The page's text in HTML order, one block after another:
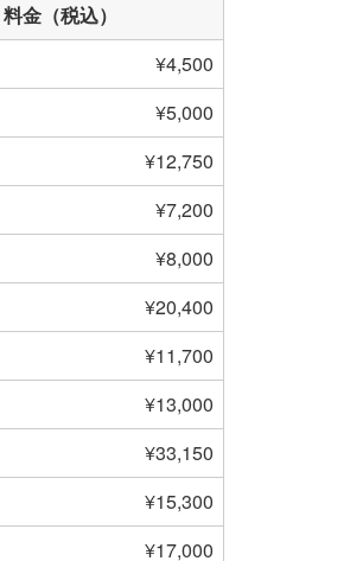
料金（税込）
¥4,500
¥5,000
¥12,750
¥7,200
¥8,000
¥20,400
¥11,700
¥13,000
¥33,150
¥15,300
¥17,000